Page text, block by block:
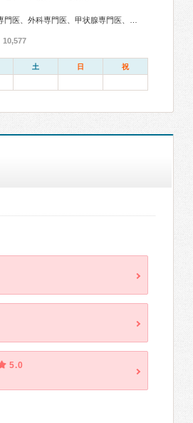
10,577
土 日 祝
5.0